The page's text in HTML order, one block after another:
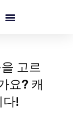
고르
요? 캐
다!